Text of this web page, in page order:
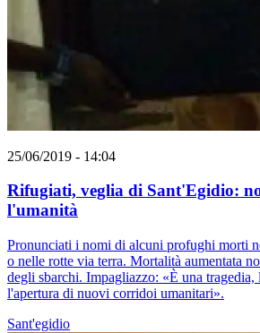
25/06/2019 - 14:04
Rifugiati, veglia di Sant'Egidio:
l'umanità
Pronunciati i nomi di alcuni profughi morti
o nelle rotte via terra. Mortalità aumentata
degli sbarchi. Impagliazzo: «È una
l'apertura di nuovi corridoi umanitari».
Sant'egidio